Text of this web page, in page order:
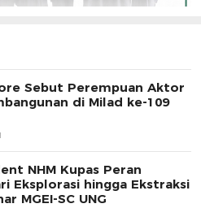
Sebut Perempuan Aktor
di Milad ke-109
NHM Kupas Peran
Eksplorasi hingga Ekstraksi
MGEI-SC UNG